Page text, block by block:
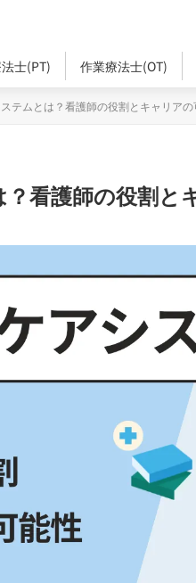
士(PT) 作業療法士(OT)
テムとは？看護師の役割とキャリア
看護師の役割と